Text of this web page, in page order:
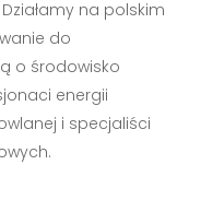
na polskim
do
o środowisko
energii
i specjaliści